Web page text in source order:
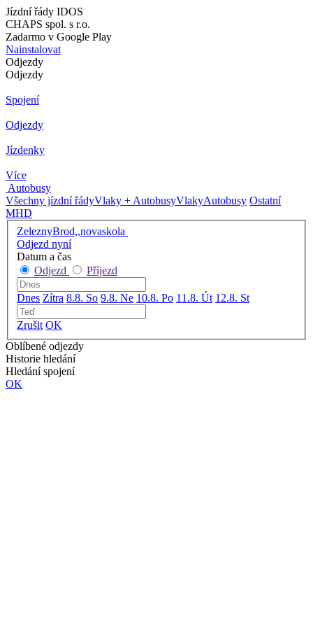
Jízdní řády IDOS
CHAPS spol. s r.o.
Zadarmo v Google Play
Nainstalovat
Odjezdy
Odjezdy
Spojení
Odjezdy
Jízdenky
Více
Autobusy
Všechny jízdní řádyVlaky + AutobusyVlakyAutobusy Ostatní
MHD
ZeleznyBrod,,novaskola
Odjezd nyní
Datum a čas
Odjezd
Příjezd
Dnes Zítra 8.8. So 9.8. Ne 10.8. Po 11.8. Út 12.8. St
Zrušit OK
Oblíbené odjezdy
Historie hledání
Hledání spojení
OK